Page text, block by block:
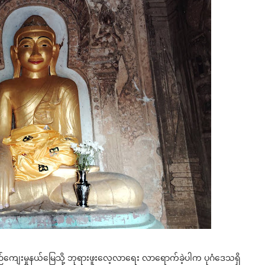
ကျေးမှုနယ်မြေသို့ ဘုရားဖူးလေ့လာရေး လာရောက်ခဲ့ပါက ပုဂံဒေသရှိ